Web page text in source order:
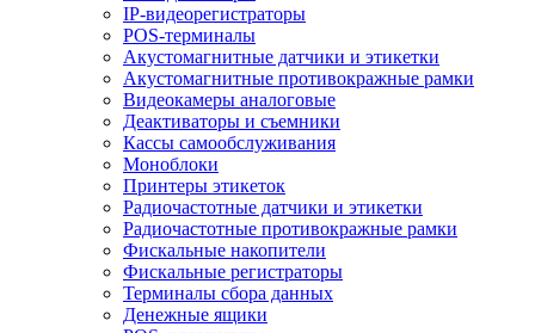
IP-видеорегистраторы
POS-терминалы
Акустомагнитные датчики и этикетки
Акустомагнитные противокражные рамки
Видеокамеры аналоговые
Деактиваторы и съемники
Кассы самообслуживания
Моноблоки
Принтеры этикеток
Радиочастотные датчики и этикетки
Радиочастотные противокражные рамки
Фискальные накопители
Фискальные регистраторы
Терминалы сбора данных
Денежные ящики